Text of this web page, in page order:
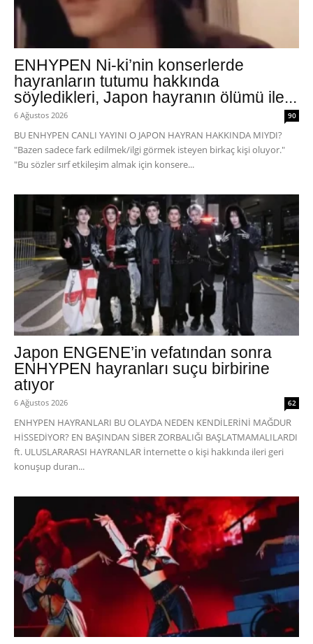
ENHYPEN Ni-ki’nin konserlerde
hayranların tutumu hakkında
söyledikleri, Japon hayranın ölümü ile...
6 Ağustos 2026 90
BU ENHYPEN CANLI YAYINI O JAPON HAYRAN HAKKINDA MIYDI?
"Bazen sadece fark edilmek/ilgi görmek isteyen birkaç kişi oluyor."
"Bu sözler sırf etkileşim almak için konsere...
Japon ENGENE’in vefatından sonra
ENHYPEN hayranları suçu birbirine
atıyor
6 Ağustos 2026 62
ENHYPEN HAYRANLARI BU OLAYDA NEDEN KENDİLERİNİ MAĞDUR
HİSSEDİYOR? EN BAŞINDAN SİBER ZORBALIĞI BAŞLATMAMALILARDI
ft. ULUSLARARASI HAYRANLAR İnternette o kişi hakkında ileri geri
konuşup duran...